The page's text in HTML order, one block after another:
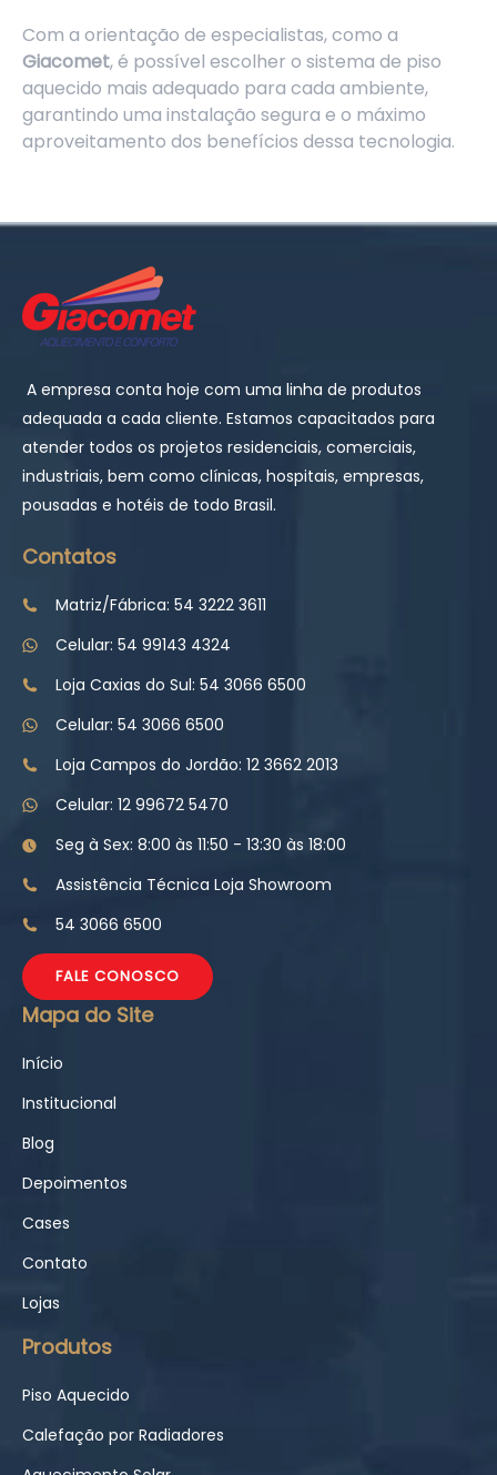
Com a orientação de especialistas, como a
Giacomet, é possível escolher o sistema de piso
aquecido mais adequado para cada ambiente,
garantindo uma instalação segura e o máximo
aproveitamento dos benefícios dessa tecnologia.
A empresa conta hoje com uma linha de produtos
adequada a cada cliente. Estamos capacitados para
atender todos os projetos residenciais, comerciais,
industriais, bem como clínicas, hospitais, empresas,
pousadas e hotéis de todo Brasil.
Contatos
Matriz/Fábrica: 54 3222 3611
Celular: 54 99143 4324
Loja Caxias do Sul: 54 3066 6500
Celular: 54 3066 6500
Loja Campos do Jordão: 12 3662 2013
Celular: 12 99672 5470
Seg à Sex: 8:00 às 11:50 - 13:30 às 18:00
Assistência Técnica Loja Showroom
54 3066 6500
FALE CONOSCO
Mapa do Site
Início
Institucional
Blog
Depoimentos
Cases
Contato
Lojas
Produtos
Piso Aquecido
Calefação por Radiadores